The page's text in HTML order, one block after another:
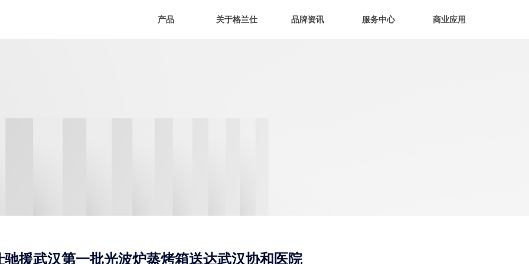
产品 关于格兰仕 品牌资讯 服务中心 商业应用
驰援武汉第一批光波炉蒸烤箱送达武汉协和医院